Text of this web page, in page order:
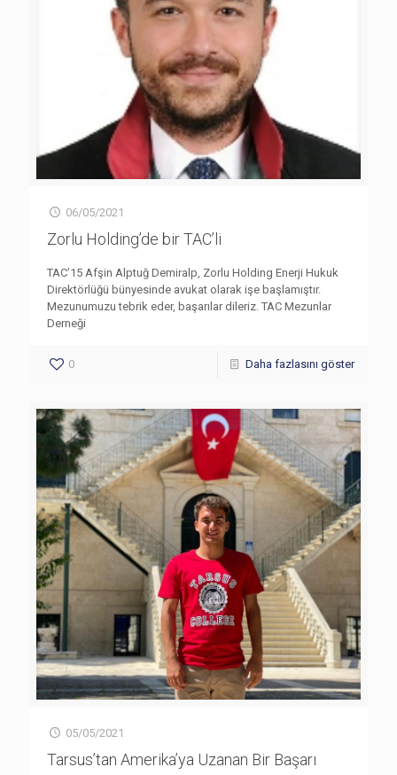
06/05/2021
Zorlu Holding’de bir TAC’li
TAC’15 Afşin Alptuğ Demiralp, Zorlu Holding Enerji Hukuk
Direktörlüğü bünyesinde avukat olarak işe başlamıştır.
Mezunumuzu tebrik eder, başarılar dileriz. TAC Mezunlar
Derneği
0 Daha fazlasını göster
05/05/2021
Tarsus’tan Amerika’ya Uzanan Bir Başarı